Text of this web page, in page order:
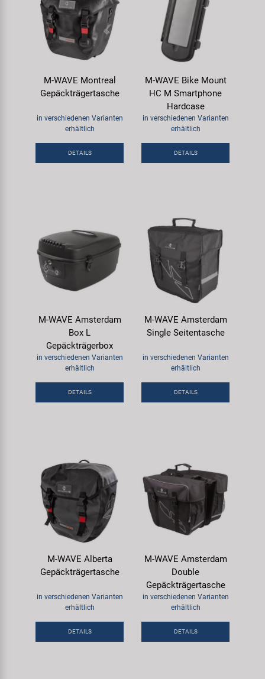
M-WAVE Montreal
Gepäckträgertasche
in verschiedenen Varianten
erhältlich
DETAILS
M-WAVE Bike Mount
HC M Smartphone
Hardcase
in verschiedenen Varianten
erhältlich
DETAILS
M-WAVE Amsterdam
Box L
Gepäckträgerbox
in verschiedenen Varianten
erhältlich
DETAILS
M-WAVE Amsterdam
Single Seitentasche
in verschiedenen Varianten
erhältlich
DETAILS
M-WAVE Alberta
Gepäckträgertasche
in verschiedenen Varianten
erhältlich
DETAILS
M-WAVE Amsterdam
Double
Gepäckträgertasche
in verschiedenen Varianten
erhältlich
DETAILS